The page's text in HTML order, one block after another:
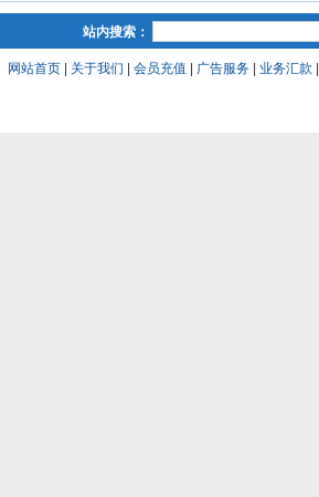
站内搜索：
网站首页 关于我们 会员充值 广告服务 业务汇款